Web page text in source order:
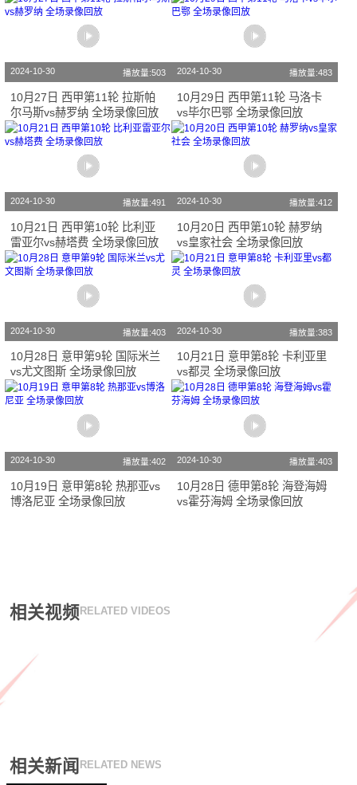
2024-10-30 播放量:503
10月27日 西甲第11轮 拉斯帕
尔马斯vs赫罗纳 全场录像回放
2024-10-30 播放量:483
10月29日 西甲第11轮 马洛卡
vs毕尔巴鄂 全场录像回放
2024-10-30 播放量:491
10月21日 西甲第10轮 比利亚
雷亚尔vs赫塔费 全场录像回放
2024-10-30 播放量:412
10月20日 西甲第10轮 赫罗纳
vs皇家社会 全场录像回放
2024-10-30 播放量:403
10月28日 意甲第9轮 国际米兰
vs尤文图斯 全场录像回放
2024-10-30 播放量:383
10月21日 意甲第8轮 卡利亚里
vs都灵 全场录像回放
2024-10-30 播放量:402
10月19日 意甲第8轮 热那亚vs
博洛尼亚 全场录像回放
2024-10-30 播放量:403
10月28日 德甲第8轮 海登海姆
vs霍芬海姆 全场录像回放
相关视频 RELATED VIDEOS
相关新闻 RELATED NEWS